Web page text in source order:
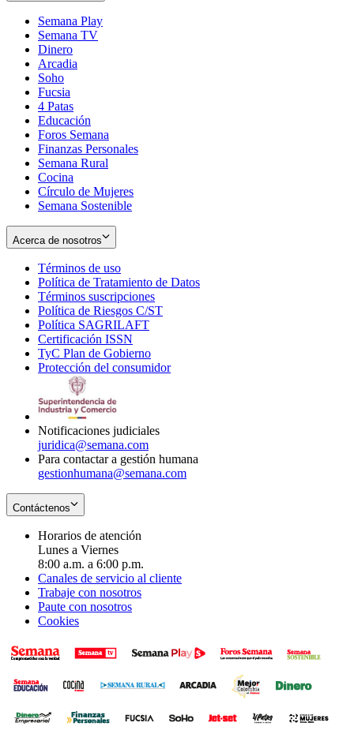
Semana Play
Semana TV
Dinero
Arcadia
Soho
in
new
window
Fucsia
in
new
window
4 Patas
Educación
Foros Semana
Finanzas Personales
Semana Rural
Cocina
Círculo de Mujeres
Semana Sostenible
Acerca de nosotros
Términos de uso
in
new
window
Política de Tratamiento de Datos
Términos suscripciones
in
Política de Riesgos C/ST
Política SAGRILAFT
new
window
Certificación ISSN
in
new
TyC Plan de Gobierno
in
Protección del consumidorOpens
Notificaciones judiciales
juridica@semana.com
Para contactar a gestión humana
gestionhumana@semana.com
Contáctenos
Horarios de atención
Lunes a Viernes
8:00 a.m. a 6:00 p.m.
Canales de servicio al cliente
Trabaje con nosotros
Paute con nosotros
Cookies